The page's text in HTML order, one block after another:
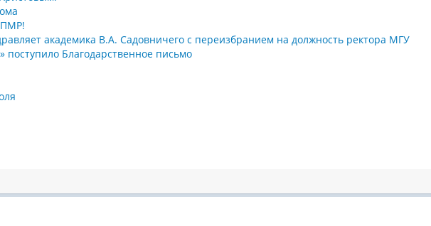
ПМР!
академика В.А. Садовничего с переизбранием на должность ректора МГУ
Благодарственное письмо